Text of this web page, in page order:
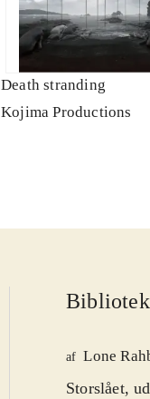
Death stranding
Kojima Productions
af Lone
Storslået,